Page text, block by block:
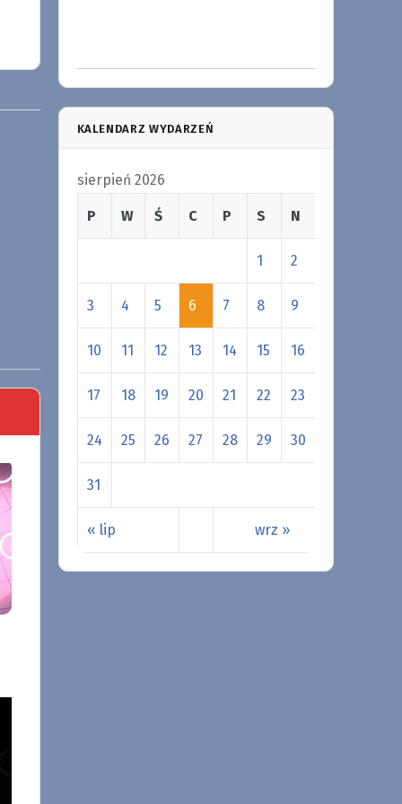
KALENDARZ WYDARZEŃ
sierpień 2026
P W Ś C P S N
« lip wrz »
1 2
3 4 5 6 7 8 9
10 11 12 13 14 15 16
17 18 19 20 21 22 23
24 25 26 27 28 29 30
31